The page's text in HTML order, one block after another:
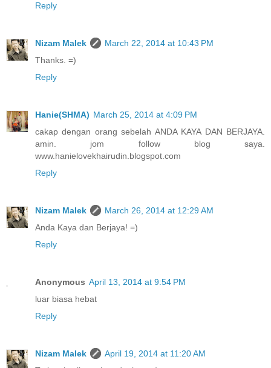
Reply
Nizam Malek
March 22, 2014 at 10:43 PM
Thanks. =)
Reply
Hanie(SHMA) March 25, 2014 at 4:09 PM
cakap dengan orang sebelah ANDA KAYA DAN BERJAYA.
amin. jom follow blog saya.
www.hanielovekhairudin.blogspot.com
Reply
Nizam Malek
March 26, 2014 at 12:29 AM
Anda Kaya dan Berjaya! =)
Reply
Anonymous April 13, 2014 at 9:54 PM
luar biasa hebat
Reply
Nizam Malek
April 19, 2014 at 11:20 AM